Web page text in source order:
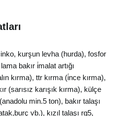
kurşun levha (hurda), fosfor
bakır i̇malat artığı
kırma), ttr kırma (i̇nce kırma),
(sarısız karışık kırma), külçe
min.5 ton), bakır talaşı
vb.), kızıl talaşı rg5,